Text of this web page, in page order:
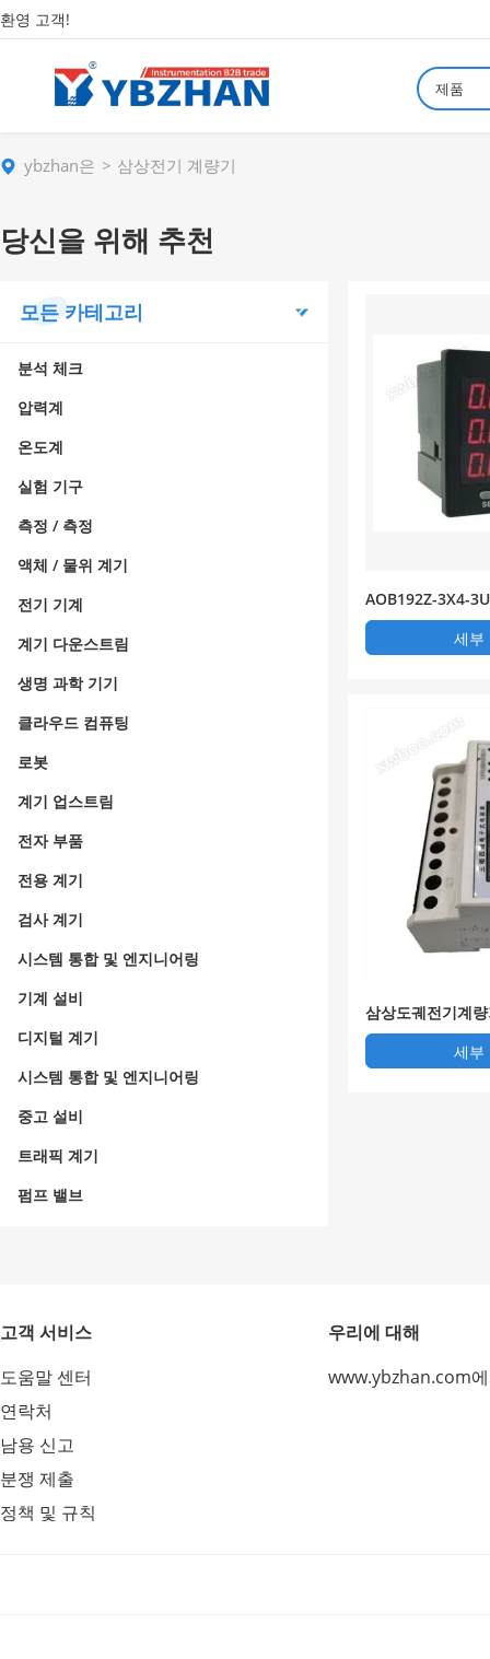
환영 고객!
제품
ybzhan은 삼상전기 계량기
당신을 위해 추천
모든 카테고리
분석 체크
압력계
온도계
실험 기구
측정 / 측정
액체 / 물위 계기
전기 기계
계기 다운스트림
생명 과학 기기
클라우드 컴퓨팅
로봇
계기 업스트림
전자 부품
전용 계기
검사 계기
시스템 통합 및 엔지니어링
기계 설비
디지털 계기
시스템 통합 및 엔지니어링
중고 설비
트래픽 계기
펌프 밸브
AOB192Z-3X4-
상 전류 조합표 -
세부
삼상도궤전기계
세부
고객 서비스
도움말 센터
연락처
남용 신고
분쟁 제출
정책 및 규칙
우리에 대해
www.ybzhan.com